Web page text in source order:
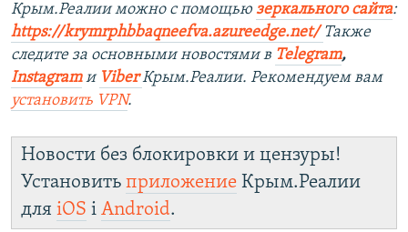
Крым.Реалии можно с помощью зеркального сайта:
https://krymrphbbaqneefva.azureedge.net/ Также
следите за основными новостями в Telegram,
Instagram и ViberКрым.Реалии. Рекомендуем вам
установить VPN.
Новости без блокировки и цензуры!
Установить приложение Крым.Реалии
для iOS і Android.